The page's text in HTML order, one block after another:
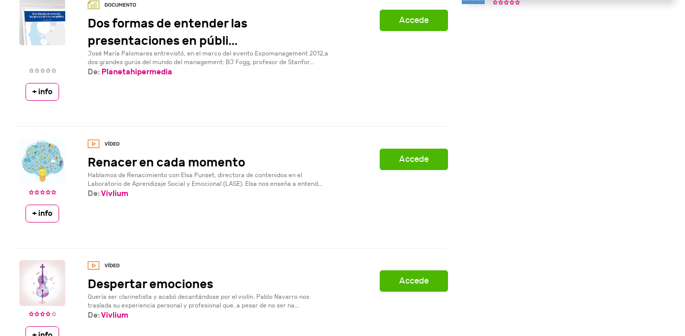
Dos formas de entender las
presentaciones en públi...
José María Palomares entrevistó, en el marco del evento Expomanagement 2012,a
dos grandes gurús del mundo del management: BJ Fogg, profesor de Stanfor...
Accede
+ info
De: Planetahipermedia
Renacer en cada momento
Hablamos de Renacimiento con Elsa Punset, directora de contenidos en el
Laboratorio de Aprendizaje Social y Emocional (LASE). Elsa nos enseña a entend...
Accede
+ info
De:Vivlium
Despertar emociones
Quería ser clarinetista y acabó decantándose por el violín. Pablo Navarro nos
traslada su experiencia personal y profesional que, a pesar de no ser na...
Accede
De:Vivlium